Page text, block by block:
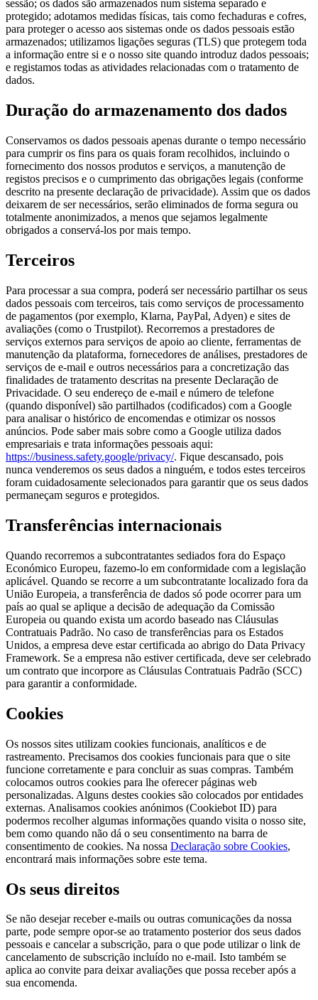
sessão; os dados são armazenados num sistema separado e
protegido; adotamos medidas físicas, tais como fechaduras e cofres,
para proteger o acesso aos sistemas onde os dados pessoais estão
armazenados; utilizamos ligações seguras (TLS) que protegem toda
a informação entre si e o nosso site quando introduz dados pessoais;
e registamos todas as atividades relacionadas com o tratamento de
dados.
Duração do armazenamento dos dados
Conservamos os dados pessoais apenas durante o tempo necessário
para cumprir os fins para os quais foram recolhidos, incluindo o
fornecimento dos nossos produtos e serviços, a manutenção de
registos precisos e o cumprimento das obrigações legais (conforme
descrito na presente declaração de privacidade). Assim que os dados
deixarem de ser necessários, serão eliminados de forma segura ou
totalmente anonimizados, a menos que sejamos legalmente
obrigados a conservá-los por mais tempo.
Terceiros
Para processar a sua compra, poderá ser necessário partilhar os seus
dados pessoais com terceiros, tais como serviços de processamento
de pagamentos (por exemplo, Klarna, PayPal, Adyen) e sites de
avaliações (como o Trustpilot). Recorremos a prestadores de
serviços externos para serviços de apoio ao cliente, ferramentas de
manutenção da plataforma, fornecedores de análises, prestadores de
serviços de e-mail e outros necessários para a concretização das
finalidades de tratamento descritas na presente Declaração de
Privacidade. O seu endereço de e-mail e número de telefone
(quando disponível) são partilhados (codificados) com a Google
para analisar o histórico de encomendas e otimizar os nossos
anúncios. Pode saber mais sobre como a Google utiliza dados
empresariais e trata informações pessoais aqui:
https://business.safety.google/privacy/. Fique descansado, pois
nunca venderemos os seus dados a ninguém, e todos estes terceiros
foram cuidadosamente selecionados para garantir que os seus dados
permaneçam seguros e protegidos.
Transferências internacionais
Quando recorremos a subcontratantes sediados fora do Espaço
Económico Europeu, fazemo-lo em conformidade com a legislação
aplicável. Quando se recorre a um subcontratante localizado fora da
União Europeia, a transferência de dados só pode ocorrer para um
país ao qual se aplique a decisão de adequação da Comissão
Europeia ou quando exista um acordo baseado nas Cláusulas
Contratuais Padrão. No caso de transferências para os Estados
Unidos, a empresa deve estar certificada ao abrigo do Data Privacy
Framework. Se a empresa não estiver certificada, deve ser celebrado
um contrato que incorpore as Cláusulas Contratuais Padrão (SCC)
para garantir a conformidade.
Cookies
Os nossos sites utilizam cookies funcionais, analíticos e de
rastreamento. Precisamos dos cookies funcionais para que o site
funcione corretamente e para concluir as suas compras. Também
colocamos outros cookies para lhe oferecer páginas web
personalizadas. Alguns destes cookies são colocados por entidades
externas. Analisamos cookies anónimos (Cookiebot ID) para
podermos recolher algumas informações quando visita o nosso site,
bem como quando não dá o seu consentimento na barra de
consentimento de cookies. Na nossa Declaração sobre Cookies,
encontrará mais informações sobre este tema.
Os seus direitos
Se não desejar receber e-mails ou outras comunicações da nossa
parte, pode sempre opor-se ao tratamento posterior dos seus dados
pessoais e cancelar a subscrição, para o que pode utilizar o link de
cancelamento de subscrição incluído no e-mail. Isto também se
aplica ao convite para deixar avaliações que possa receber após a
sua encomenda.